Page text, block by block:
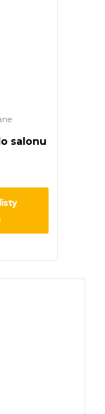
salonu